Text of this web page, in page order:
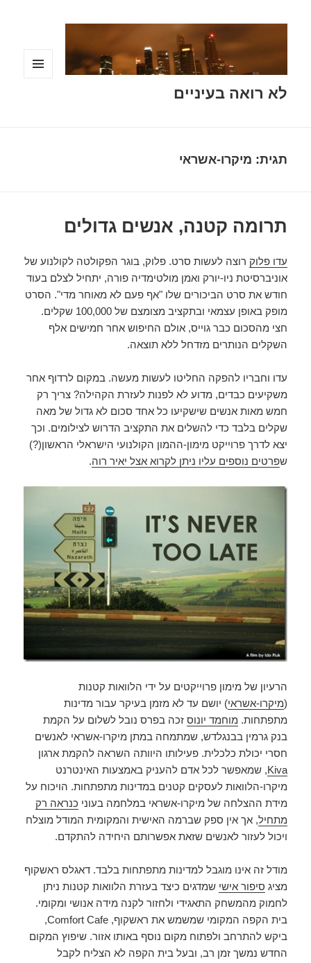
לא רואה בעיניים
תגית: מיקרו-אשראי
תרומה קטנה, אנשים גדולים
עדו פלוק רוצה לעשות סרט. פלוק, בוגר הפקולטה לקולנוע של
אוניברסיטת ניו-יורק ואמן מולטימדיה פורה, יתחיל לצלם בעוד
חודש את סרט הביכורים שלו "אף פעם לא מאוחר מדי". הסרט
מופק באופן עצמאי ובתקציב מצומצם של 100,000 שקלים.
חצי מהסכום כבר גוייס, אולם החיפוש אחר חמישים אלף
השקלים הנותרים מזדחל ללא תוצאה.
עדו וחבריו להפקה החליטו לעשות מעשה. במקום לרדוף אחר
משקיעים כבדים, מדוע לא לפנות לעזרת הקהילה? צריך רק
חמש מאות אנשים שישקיעו כל אחד סכום לא גדול של מאה
שקלים בלבד כדי להשלים את התקציב הדרוש לצילומים. וכך
יצא לדרך פרוייקט מימון-ההמון הקולנועי הישראלי הראשון(?)
שפרטים נוספים עליו ניתן לקרוא אצל יאיר רוה.
הרעיון של מימון פרוייקטים על ידי הלוואות קטנות
(מיקרו-אשראי) יושם עד לא מזמן בעיקר עבור מדינות
מתפתחות. מוחמד יונוס זכה בפרס נובל לשלום על הקמת
בנק גרמין בבנגלדש, שמתמחה במתן מיקרו-אשראי לאנשים
חסרי יכולת כלכלית. פעילותו היוותה השראה להקמת ארגון
Kiva, שמאפשר לכל אדם להעניק באמצעות האינטרנט
מיקרו-הלוואות לעסקים קטנים במדינות מתפתחות. הויכוח על
מידת ההצלחה של מיקרו-אשראי במלחמה בעוני כנראה רק
מתחיל, אך אין ספק שברמה האישית והמקומית המודל מוצלח
ויכול לעזור לאנשים שזאת אפשרותם היחידה להתקדם.
מודל זה אינו מוגבל למדינות מתפתחות בלבד. דאגלס ראשקוף
מציג סיפור אישי שמדגים כיצד בעזרת הלוואות קטנות ניתן
לחמוק מהמשחק התאגידי ולחזור לקנה מידה אנושי ומקומי.
בית הקפה המקומי שמשמש את ראשקוף, Comfort Cafe,
ביקש להתרחב ולפתוח מקום נוסף באותו אזור. שיפוץ המקום
החדש נמשך זמן רב, ובעל בית הקפה לא הצליח לקבל